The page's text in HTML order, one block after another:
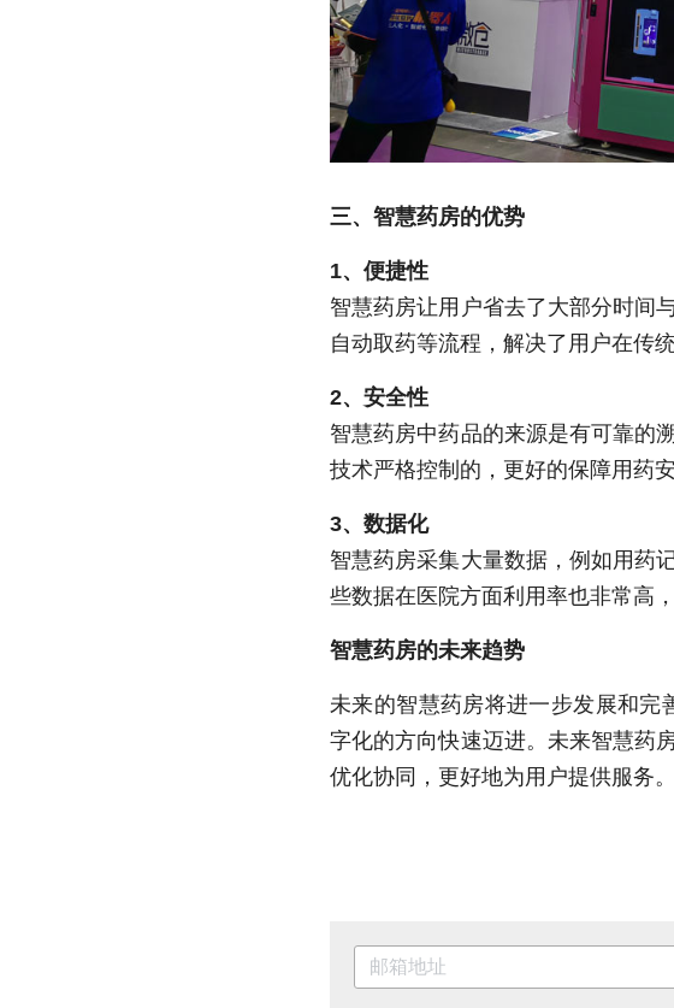
三、智慧药房的优势
1、便捷性
智慧药房让用户省去了大部分时间
自动取药等流程，解决了用户在传
2、安全性
智慧药房中药品的来源是有可靠的
技术严格控制的，更好的保障用药安
3、数据化
智慧药房采集大量数据，例如用药
些数据在医院方面利用率也非常高
智慧药房的未来趋势
未来的智慧药房将进一步发展和完
字化的方向快速迈进。未来智慧药
优化协同，更好地为用户提供服务。